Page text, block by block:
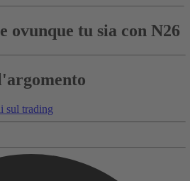
ovunque tu sia con N26
sul trading